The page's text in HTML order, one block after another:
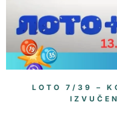
LOTO 7/39 –